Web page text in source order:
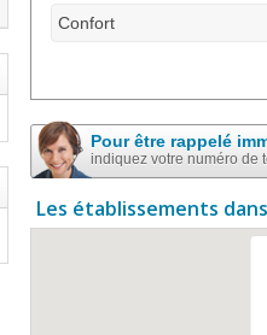
Confort
Pour être rappelé
indiquez votre numéro de
Les établissements